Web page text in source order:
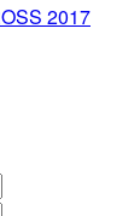
2017